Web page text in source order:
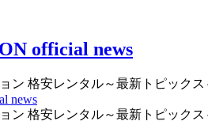
official news
ン 格安レンタル～最新トピックス
news
ン 格安レンタル～最新トピックス